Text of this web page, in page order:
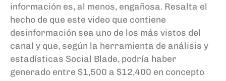
información es, al menos, engañosa. Resalta el
hecho de que este video que contiene
desinformación sea uno de los más vistos del
canal y que, según la herramienta de análisis y
estadísticas Social Blade, podría haber
generado entre $1,500 a $12,400 en concepto